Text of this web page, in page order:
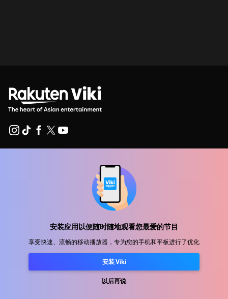
安装应用以便随时随地观看您最爱的节目
享受快速、流畅的移动播放器，专为您的手机和平板进行了优化
安装 Viki
以后再说